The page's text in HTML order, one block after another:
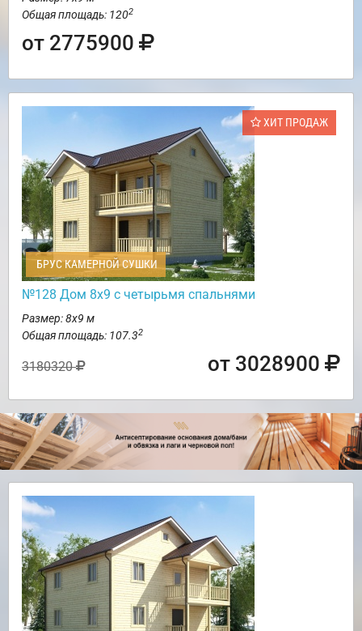
Общая площадь: 1202
от 2775900
ХИТ ПРОДАЖ
БРУС КАМЕРНОЙ СУШКИ
№128 Дом 8х9 с четырьмя спальнями
Размер: 8х9 м
Общая площадь: 107.32
3180320 от 3028900